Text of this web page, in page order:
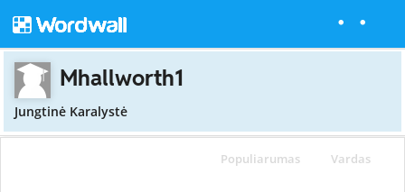
Mhallworth1
Jungtinė Karalystė
Populiarumas Vardas